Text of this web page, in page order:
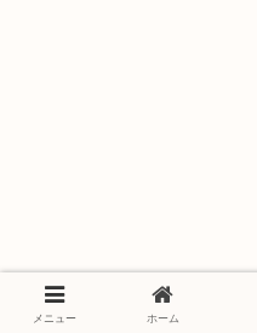
メニュー ホーム